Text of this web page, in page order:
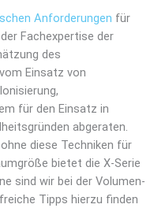
Anforderungen für
Fachexpertise der
des
Einsatz von
für den Einsatz in
abgeraten.
diese Techniken für
bietet die X-Serie
sind wir bei der Volumen-
Tipps hierzu finden